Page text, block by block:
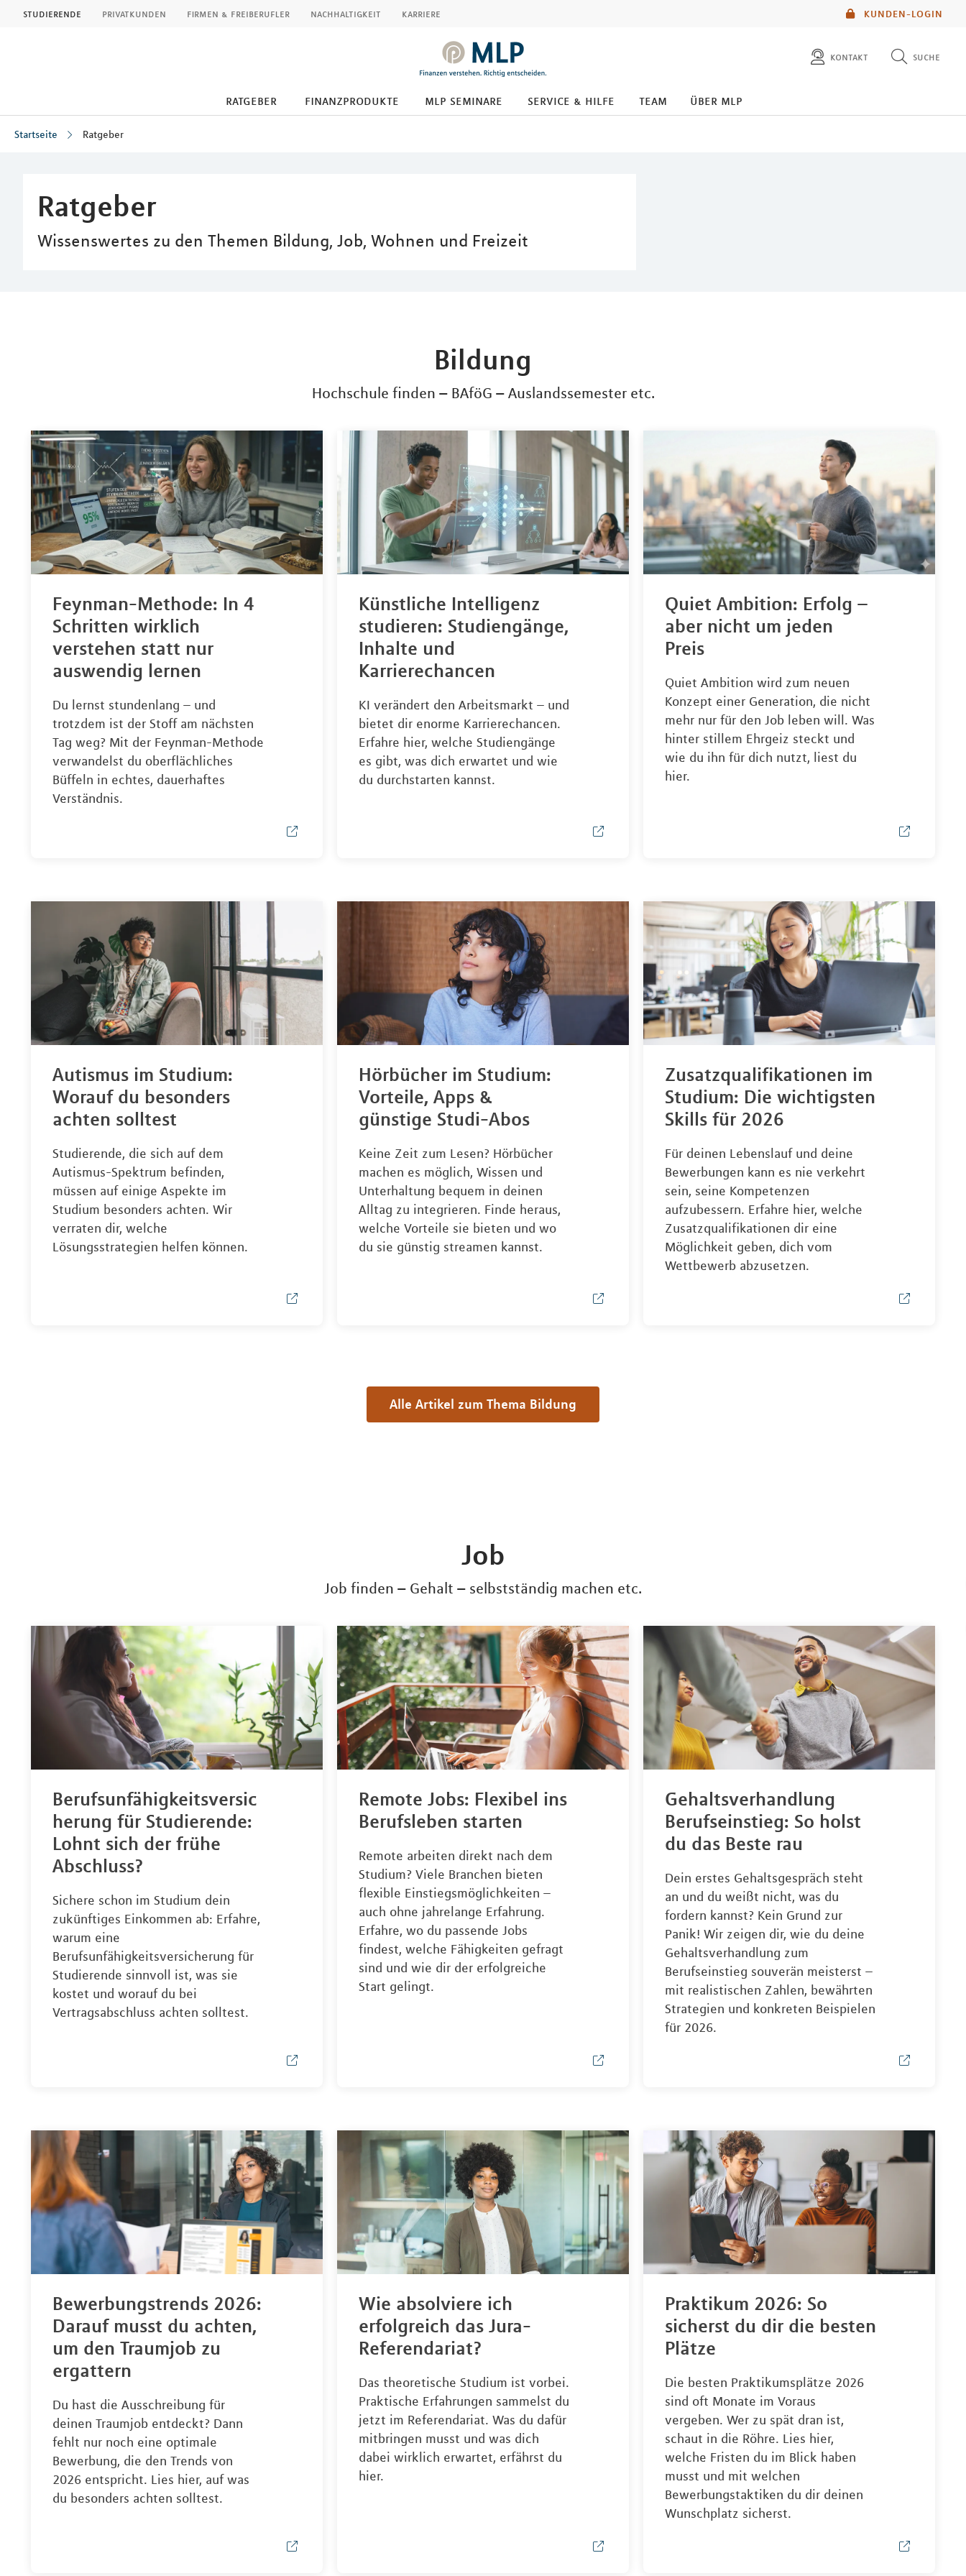
KUNDEN-LOGIN
studierende privatkunden firmen & freiberufler nachhaltigkeit karriere
kontakt suche
ratgeber finanzprodukte mlp seminare service & hilfe team über mlp
Startseite Ratgeber
Ratgeber
Wissenswertes zu den Themen Bildung, Job, Wohnen und Freizeit
Bildung
Hochschule finden – BAföG – Auslandssemester etc.
Feynman-Methode: In 4
Schritten wirklich
verstehen statt nur
auswendig lernen
Du lernst stundenlang – und
trotzdem ist der Stoff am nächsten
Tag weg? Mit der Feynman-Methode
verwandelst du oberflächliches
Büffeln in echtes, dauerhaftes
Verständnis.
Künstliche Intelligenz
studieren: Studiengänge,
Inhalte und
Karrierechancen
KI verändert den Arbeitsmarkt – und
bietet dir enorme Karrierechancen.
Erfahre hier, welche Studiengänge
es gibt, was dich erwartet und wie
du durchstarten kannst.
Quiet Ambition: Erfolg –
aber nicht um jeden
Preis
Quiet Ambition wird zum neuen
Konzept einer Generation, die nicht
mehr nur für den Job leben will. Was
hinter stillem Ehrgeiz steckt und
wie du ihn für dich nutzt, liest du
hier.
Autismus im Studium:
Worauf du besonders
achten solltest
Studierende, die sich auf dem
Autismus-Spektrum befinden,
müssen auf einige Aspekte im
Studium besonders achten. Wir
verraten dir, welche
Lösungsstrategien helfen können.
Hörbücher im Studium:
Vorteile, Apps &
günstige Studi-Abos
Keine Zeit zum Lesen? Hörbücher
machen es möglich, Wissen und
Unterhaltung bequem in deinen
Alltag zu integrieren. Finde heraus,
welche Vorteile sie bieten und wo
du sie günstig streamen kannst.
Zusatzqualifikationen im
Studium: Die wichtigsten
Skills für 2026
Für deinen Lebenslauf und deine
Bewerbungen kann es nie verkehrt
sein, seine Kompetenzen
aufzubessern. Erfahre hier, welche
Zusatzqualifikationen dir eine
Möglichkeit geben, dich vom
Wettbewerb abzusetzen.
Alle Artikel zum Thema Bildung
Job
Job finden – Gehalt – selbstständig machen etc.
Berufsunfähigkeitsversic
herung für Studierende:
Lohnt sich der frühe
Abschluss?
Sichere schon im Studium dein
zukünftiges Einkommen ab: Erfahre,
warum eine
Berufsunfähigkeitsversicherung für
Studierende sinnvoll ist, was sie
kostet und worauf du bei
Vertragsabschluss achten solltest.
Remote Jobs: Flexibel ins
Berufsleben starten
Remote arbeiten direkt nach dem
Studium? Viele Branchen bieten
flexible Einstiegsmöglichkeiten –
auch ohne jahrelange Erfahrung.
Erfahre, wo du passende Jobs
findest, welche Fähigkeiten gefragt
sind und wie dir der erfolgreiche
Start gelingt.
Gehaltsverhandlung
Berufseinstieg: So holst
du das Beste rau
Dein erstes Gehaltsgespräch steht
an und du weißt nicht, was du
fordern kannst? Kein Grund zur
Panik! Wir zeigen dir, wie du deine
Gehaltsverhandlung zum
Berufseinstieg souverän meisterst –
mit realistischen Zahlen, bewährten
Strategien und konkreten Beispielen
für 2026.
Bewerbungstrends 2026:
Darauf musst du achten,
um den Traumjob zu
ergattern
Du hast die Ausschreibung für
deinen Traumjob entdeckt? Dann
fehlt nur noch eine optimale
Bewerbung, die den Trends von
2026 entspricht. Lies hier, auf was
du besonders achten solltest.
Wie absolviere ich
erfolgreich das Jura-
Referendariat?
Das theoretische Studium ist vorbei.
Praktische Erfahrungen sammelst du
jetzt im Referendariat. Was du dafür
mitbringen musst und was dich
dabei wirklich erwartet, erfährst du
hier.
Praktikum 2026: So
sicherst du dir die besten
Plätze
Die besten Praktikumsplätze 2026
sind oft Monate im Voraus
vergeben. Wer zu spät dran ist,
schaut in die Röhre. Lies hier,
welche Fristen du im Blick haben
musst und mit welchen
Bewerbungstaktiken du dir deinen
Wunschplatz sicherst.